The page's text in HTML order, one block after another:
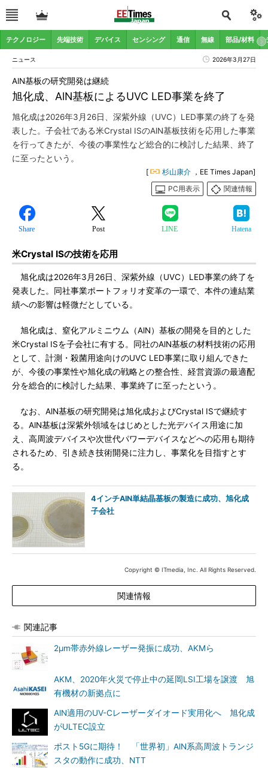
テクノロジー 先端技術 デバイス センシング 通信 無線 部品/材料
ニュース 2026年3月27日
旭化成、AlN基板によるUVC LED事業を終了
AlN基板の研究開発は継続
旭化成は2026年3月26日、深紫外線（UVC）LED事業の終了を発
表した。子会社である米Crystal ISのAlN基板技術を応用した事業
を行ってきたが、今後の事業性など総合的に検討した結果、終了
に至ったという。
[ 杉山康介 ，EE Times Japan]
PC用表示
関連情報
Share Post LINE Hatena
米Crystal ISの技術を応用
旭化成は2026年3月26日、深紫外線（UVC）LED事業の終了を
発表した。同社事業ポートフォリオ変革の一環で、本件の連結業
績への影響は軽微だとしている。
旭化成は、窒化アルミニウム（AlN）基板の開発を目的とした
米Crystal ISを子会社に有する。同社のAlN基板の材料技術の応用
として、計測・殺菌用途向けのUVC LED事業に取り組んできた
が、今後の事業性や旭化成の戦略との整合性、経営資源の最適配
分を総合的に検討した結果、事業終了に至ったという。
なお、AlN基板の研究開発は旭化成およびCrystal ISで継続す
る。AlN基板は深紫外領域をはじめとした光デバイス用途に加
え、高周波デバイスや次世代パワーデバイスなどへの応用も期待
されるため、引き続き技術開発に注力し、事業化を目指すとす
る。
4インチAlN単結晶基板の製造に成功、旭化成
子会社
Copyright © ITmedia, Inc. All Rights Reserved.
関連情報
関連記事
2μm帯赤外線レーザー発振に成功、AKMら
AKM、2020年火災で停止中の延岡LSI工場を譲渡 旭
有機材の新拠点に
AlN適用のUV-Cレーザーダイオード実用化へ 旭化成
がULTEC設立
ポスト5Gに期待！ 「世界初」AlN系高周波トランジ
スタの動作に成功、NTT